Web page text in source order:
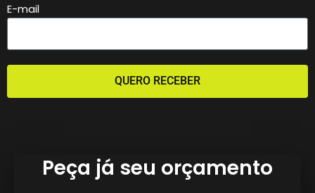
E-mail
QUERO RECEBER
Peça já seu orçamento